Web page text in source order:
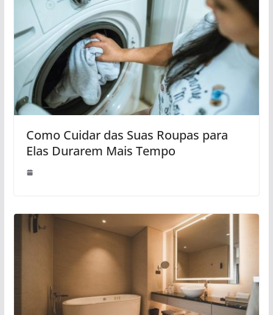
Como Cuidar das Suas Roupas para
Elas Durarem Mais Tempo